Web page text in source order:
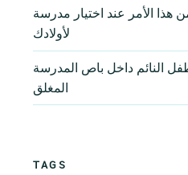
هذا الأمر عند اختيار مدرسة
لأولادك
النائم داخل باص المدرسة
المغلق
TAGS